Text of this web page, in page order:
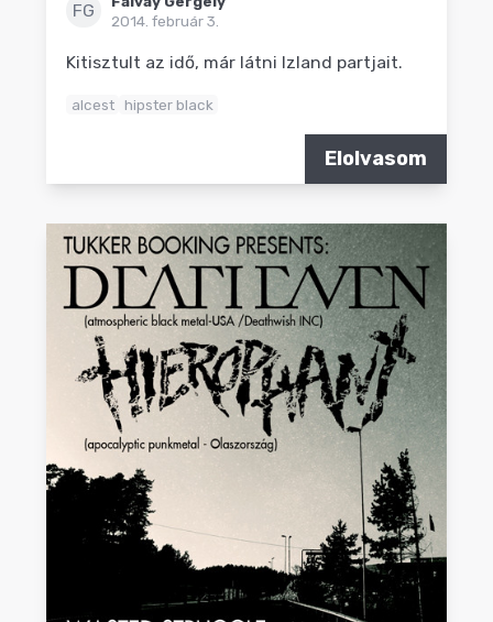
FG
2014. február 3.
Kitisztult az idő, már látni Izland partjait.
alcest hipster black
Elolvasom